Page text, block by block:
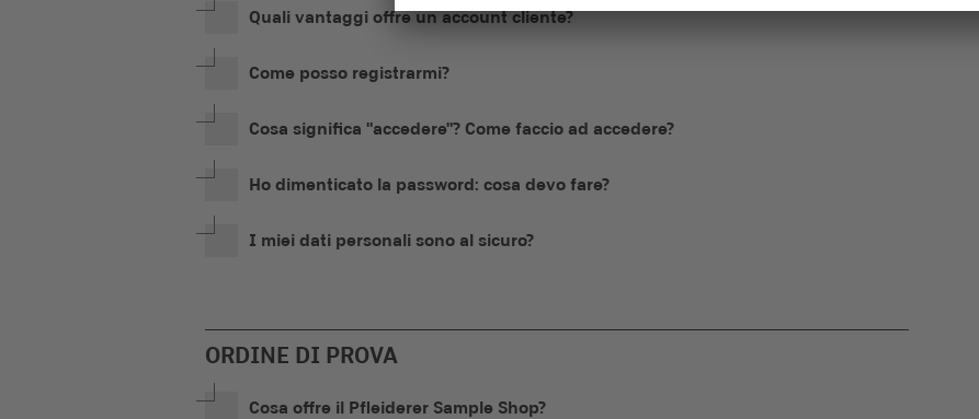
Quali vantaggi offre un account cliente?
Come posso registrarmi?
Cosa significa "accedere"? Come faccio ad accedere?
Ho dimenticato la password: cosa devo fare?
I miei dati personali sono al sicuro?
ORDINE DI PROVA
Cosa offre il Pfleiderer Sample Shop?